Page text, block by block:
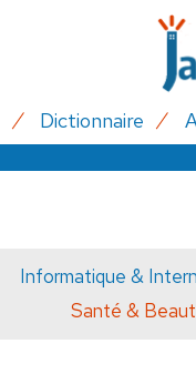
Dictionnaire
Informatique &
Santé &